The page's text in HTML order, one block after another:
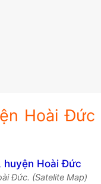
Hoài Đức
Đức. (Satelite Map)